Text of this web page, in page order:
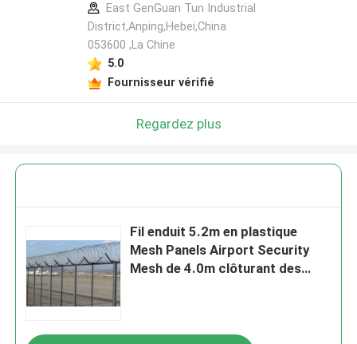
East GenGuan Tun Industrial
District,Anping,Hebei,China
053600 ,La Chine
5.0
Fournisseur vérifié
Regardez plus
Fil enduit 5.2m en plastique
Mesh Panels Airport Security
Mesh de 4.0m clôturant des